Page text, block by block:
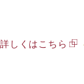
詳しくはこちら